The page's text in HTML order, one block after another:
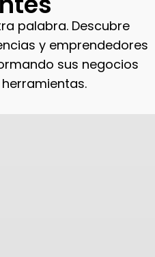
palabra. Descubre
y emprendedores
sus negocios